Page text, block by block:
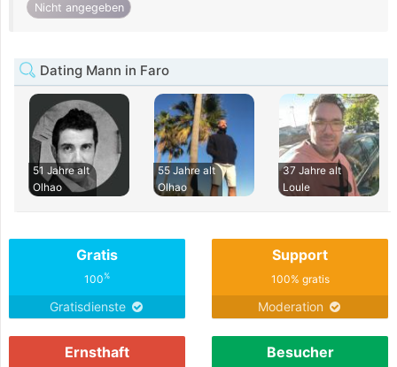
Nicht angegeben
Dating Mann in Faro
51 Jahre alt
Olhao
55 Jahre alt
Olhao
37 Jahre alt
Loule
Gratis
100%
Gratisdienste
Support
100% gratis
Moderation
Ernsthaft Besucher